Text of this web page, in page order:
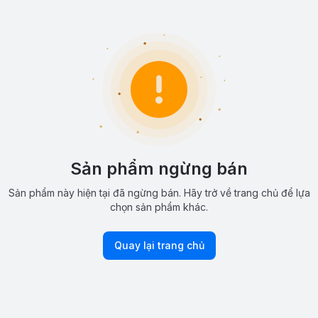
Sản phẩm ngừng bán
Sản phẩm này hiện tại đã ngừng bán. Hãy trở về trang chủ để lựa
chọn sản phẩm khác.
Quay lại trang chủ